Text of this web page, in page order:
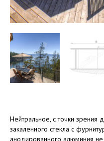
Нейтральное, с точки зрения
закаленного стекла с
анодированного алюминия не